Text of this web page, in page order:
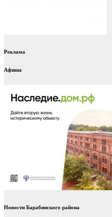
Реклама
Афиша
Новости Барабинского района